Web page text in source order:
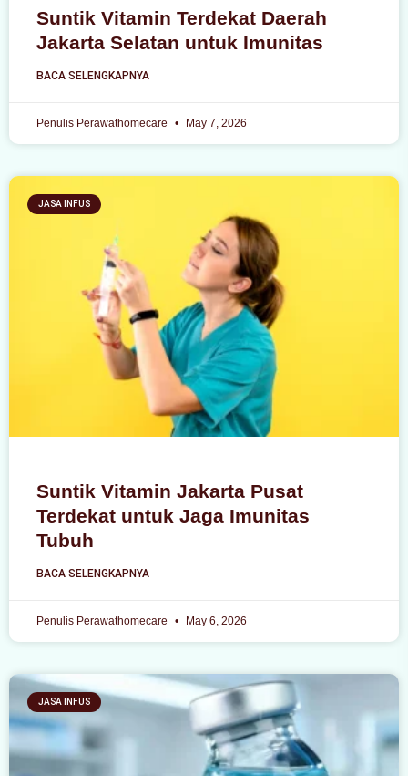
Suntik Vitamin Terdekat Daerah
Jakarta Selatan untuk Imunitas
BACA SELENGKAPNYA
Penulis Perawathomecare May 7, 2026
JASA INFUS
Suntik Vitamin Jakarta Pusat
Terdekat untuk Jaga Imunitas
Tubuh
BACA SELENGKAPNYA
Penulis Perawathomecare May 6, 2026
JASA INFUS